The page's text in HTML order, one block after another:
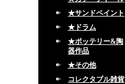
★サンドペイント
★ドラム
★ポッテリー&陶
器作品
★その他
コレクタブル雑貨